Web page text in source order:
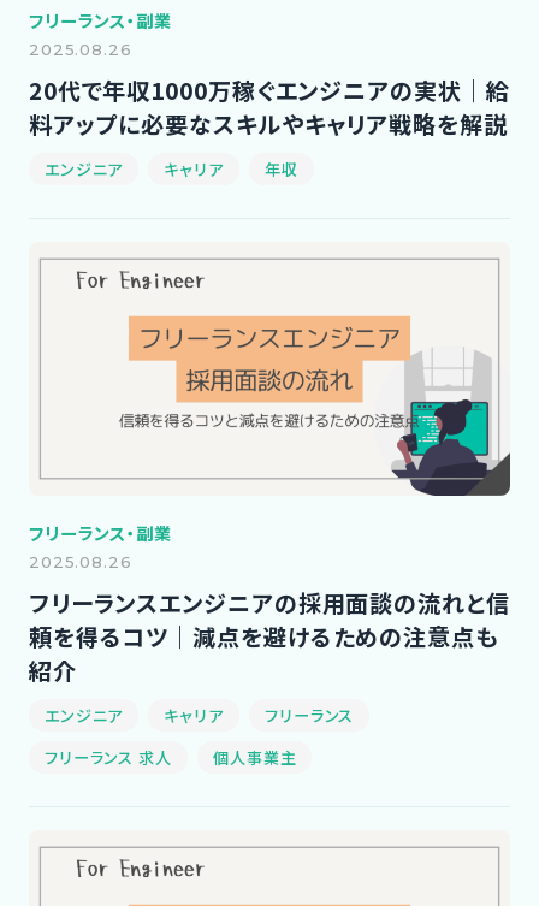
フリーランス・副業
2025.08.26
20代で年収1000万稼ぐエンジニアの実状｜給
料アップに必要なスキルやキャリア戦略を解説
エンジニア キャリア 年収
フリーランス・副業
2025.08.26
フリーランスエンジニアの採用面談の流れと信
頼を得るコツ｜減点を避けるための注意点も
紹介
エンジニア キャリア
フリーランス
フリーランス 求人
個人事業主